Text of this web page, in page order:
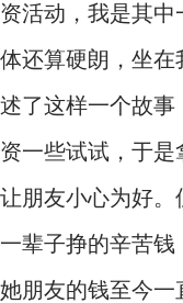
活动，我是其
还算硬朗，坐
了这样一个故
一些试试，于
朋友小心为好
辈子挣的辛苦
朋友的钱至今